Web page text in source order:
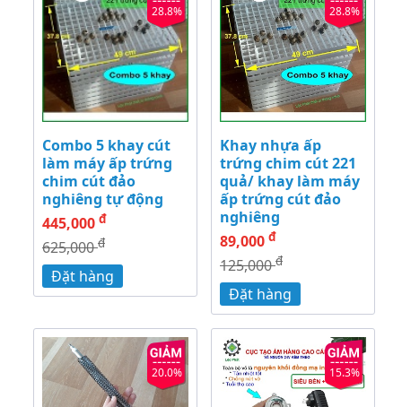
28.8%
Combo 5 khay cút
làm máy ấp trứng
chim cút đảo
nghiêng tự động
445,000 đ
625,000đ
Đặt hàng
28.8%
Khay nhựa ấp
trứng chim cút 221
quả/ khay làm máy
ấp trứng cút đảo
nghiêng
89,000 đ
125,000đ
Đặt hàng
20.0% 15.3%